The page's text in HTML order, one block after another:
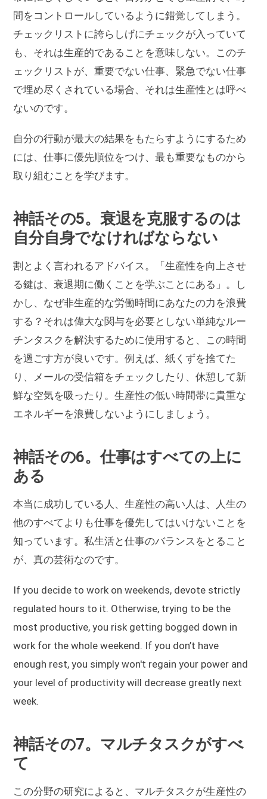
間をコントロールしているように錯覚してしまう。
チェックリストに誇らしげにチェックが入っていて
も、それは生産的であることを意味しない。このチ
ェックリストが、重要でない仕事、緊急でない仕事
で埋め尽くされている場合、それは生産性とは呼べ
ないのです。
自分の行動が最大の結果をもたらすようにするため
には、仕事に優先順位をつけ、最も重要なものから
取り組むことを学びます。
神話その5。衰退を克服するのは
自分自身でなければならない
割とよく言われるアドバイス。「生産性を向上させ
る鍵は、衰退期に働くことを学ぶことにある」。し
かし、なぜ非生産的な労働時間にあなたの力を浪費
する？それは偉大な関与を必要としない単純なルー
チンタスクを解決するために使用すると、この時間
を過ごす方が良いです。例えば、紙くずを捨てた
り、メールの受信箱をチェックしたり、休憩して新
鮮な空気を吸ったり。生産性の低い時間帯に貴重な
エネルギーを浪費しないようにしましょう。
神話その6。仕事はすべての上に
ある
本当に成功している人、生産性の高い人は、人生の
他のすべてよりも仕事を優先してはいけないことを
知っています。私生活と仕事のバランスをとること
が、真の芸術なのです。
If you decide to work on weekends, devote strictly
regulated hours to it. Otherwise, trying to be the
most productive, you risk getting bogged down in
work for the whole weekend. If you don’t have
enough rest, you simply won't regain your power and
your level of productivity will decrease greatly next
week.
神話その7。マルチタスクがすべ
て
この分野の研究によると、マルチタスクが生産性の